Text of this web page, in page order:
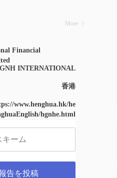
More
Financial
INTERNATIONAL
香港
www.henghua.hk/he
hgnhe.html
キーム
告を投稿